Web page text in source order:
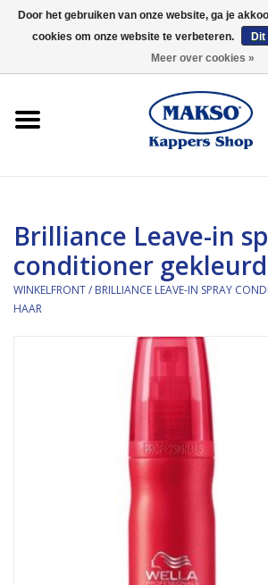
Kaaral
360
Brilliance Leave-in
conditioner
WINKELFRONT/ BRILLIANCE LEAVE-IN SPRAY
HAAR
Door het gebruiken van onze website, ga je
cookies om onze website te verbeteren.
Meer over cookies »